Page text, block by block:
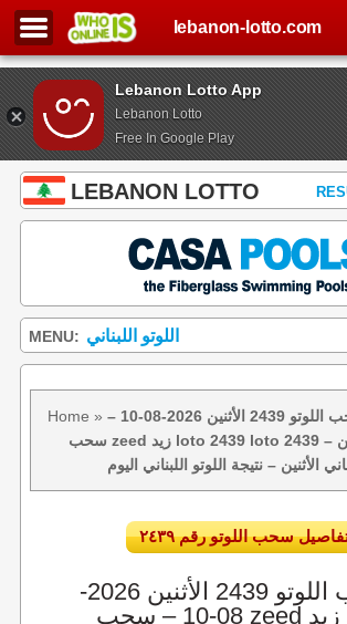
Lebanon Lotto App
Lebanon Lotto
Free In Google Play
lebanon-lotto.com
LEBANON LOTTO
MENU: اللوتو اللبناني
Home »نتائج سحب اللوتو 2439 الأثنين 2026-08-10 –
سحب zeed زيد loto 2439 loto 2439 نتيجة اللوتو الأثنين –
الأثنين – نتيجة اللوتو اللبناني اليوم
نتائج سحب اللوتو 2439 الأثنين 2026-
08-10 – سحب zeed زيد loto 2439